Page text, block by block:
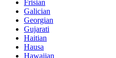
Frisian
Galician
Georgian
Gujarati
Haitian
Hausa
Hawaiian